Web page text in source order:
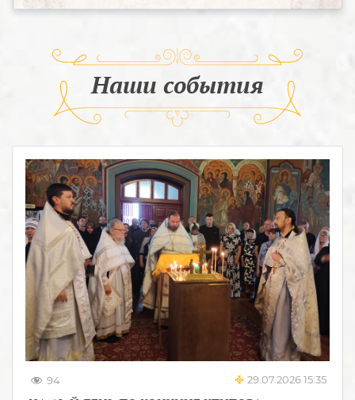
Наши события
94 29.07.2026 15:35